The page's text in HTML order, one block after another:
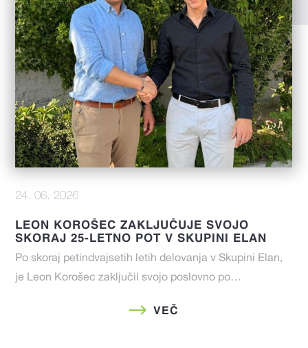
24. 06. 2026
LEON KOROŠEC ZAKLJUČUJE SVOJO
SKORAJ 25-LETNO POT V SKUPINI ELAN
Po skoraj petindvajsetih letih delovanja v Skupini Elan,
je Leon Korošec zaključil svojo poslovno po…
VEČ